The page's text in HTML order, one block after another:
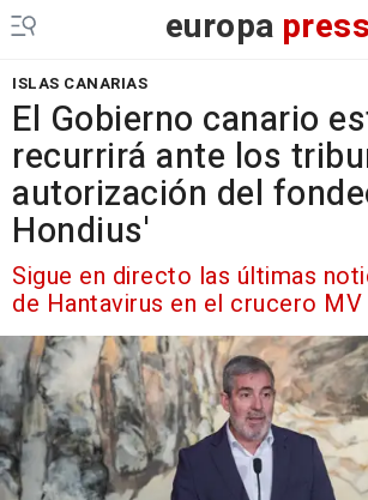
europa press
ISLAS CANARIAS
El Gobierno canario
recurrirá ante los
autorización del
Hondius'
Sigue en directo las últimas
de Hantavirus en el crucero